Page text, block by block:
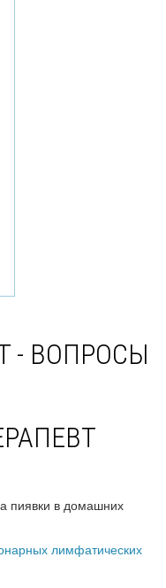
- ВОПРОСЫ
пиявки в домашних
лимфатических